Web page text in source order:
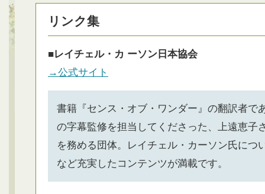
リンク集
■レイチェル・カ ーソン日本協会
→公式サイト
書籍『センス・オブ・ワンダー』の翻訳者で
の字幕監修を担当してくださった、上遠恵子
を務める団体。レイチェル・カーソン氏につ
など充実したコンテンツが満載です。